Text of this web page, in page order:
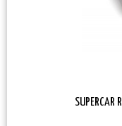
SUPERCAR